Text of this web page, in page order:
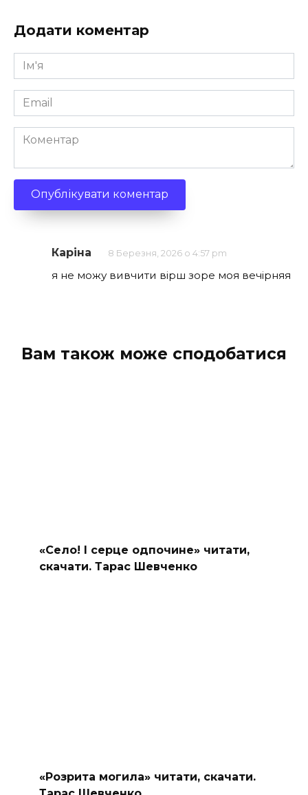
Додати коментар
Ім'я
*
Email
*
Коментар
Каріна 8 Березня, 2026 о 4:57 pm
я не можу вивчити вірш зоре моя вечірняя
Вам також може сподобатися
«Село! І серце одпочине» читати,
скачати. Тарас Шевченко
«Розрита могила» читати, скачати.